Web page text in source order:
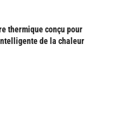
thermique conçu pour
de la chaleur